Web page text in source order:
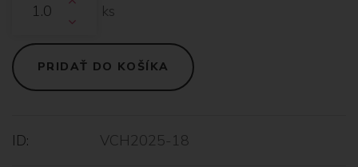
ks
PRIDAŤ DO KOŠÍKA
ID: VCH2025-18